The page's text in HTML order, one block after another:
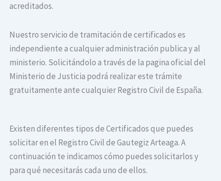
acreditados.
Nuestro servicio de tramitación de certificados es
independiente a cualquier administración publica y al
ministerio. Solicitándolo a través de la pagina oficial del
Ministerio de Justicia podrá realizar este trámite
gratuitamente ante cualquier Registro Civil de España.
Existen diferentes tipos de Certificados que puedes
solicitar en el Registro Civil de Gautegiz Arteaga. A
continuación te indicamos cómo puedes solicitarlos y
para qué necesitarás cada uno de ellos.